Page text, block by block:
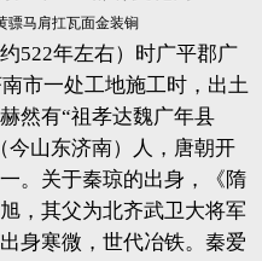
骠马肩扛瓦面金装锏
522年左右）时广平郡广
市一处工地施工时，出土
然有“祖孝达魏广年县
今山东济南）人，唐朝开
。关于秦琼的出身，《隋
，其父为北齐武卫大将军
身寒微，世代冶铁。秦爱